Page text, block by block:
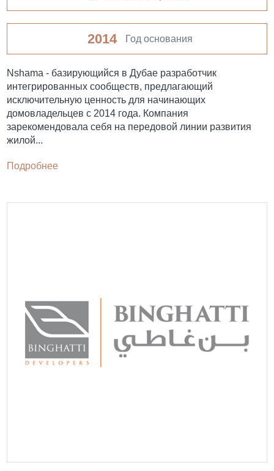
2014 Год основания
Nshama - базирующийся в Дубае разработчик
интегрированных сообществ, предлагающий
исключительную ценность для начинающих
домовладельцев с 2014 года. Компания
зарекомендовала себя на передовой линии развития
жилой...
Подробнее